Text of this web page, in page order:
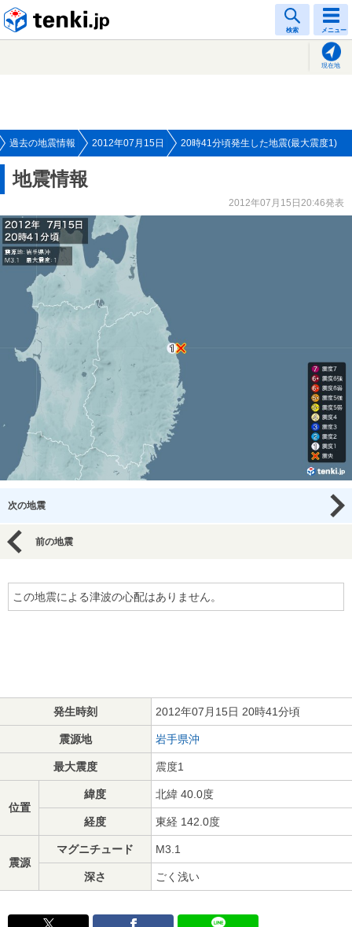
検索 メニュー
現在地
過去の地震情報 2012年07月15日 20時41分頃発生した地震(最大震度1)
地震情報
2012年07月15日20:46発表
次の地震
前の地震
この地震による津波の心配はありません。
発生時刻 2012年07月15日 20時41分頃
震源地 岩手県沖
最大震度 震度1
位置
緯度 北緯 40.0度
経度 東経 142.0度
震源
マグニチュード M3.1
深さ ごく浅い